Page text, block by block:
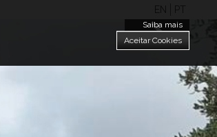
Saiba mais
Aceitar Cookies
PT